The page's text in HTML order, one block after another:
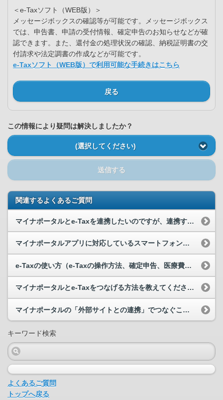
＜e-Taxソフト（WEB版）＞
メッセージボックスの確認等が可能です。メッセージボックス
では、申告書、申請の受付情報、確定申告のお知らせなどが確
認できます。また、還付金の処理状況の確認、納税証明書の交
付請求や法定調書の作成などが可能です。
e-Taxソフト（WEB版）で利用可能な手続きはこちら
戻る
この情報により疑問は解決しましたか？
(選択してください)
送信する
関連するよくあるご質問
マイナポータルとe-Taxを連携したいのですが、連携することができません。
マイナポータルアプリに対応しているスマートフォン等を教えてください。
e-Taxの使い方（e-Taxの操作方法、確定申告、医療費控除の手続き等）について教えてください。
マイナポータルとe-Taxをつなげる方法を教えてください。
マイナポータルの「外部サイトとの連携」でつなぐことができる外部のウェブサイトは何ですか。
キーワード検索
よくあるご質問
トップへ戻る